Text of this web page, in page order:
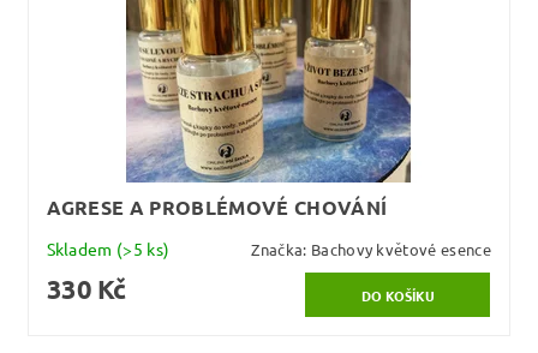
AGRESE A PROBLÉMOVÉ CHOVÁNÍ
Skladem (>5 ks) Značka: Bachovy květové esence
330 Kč